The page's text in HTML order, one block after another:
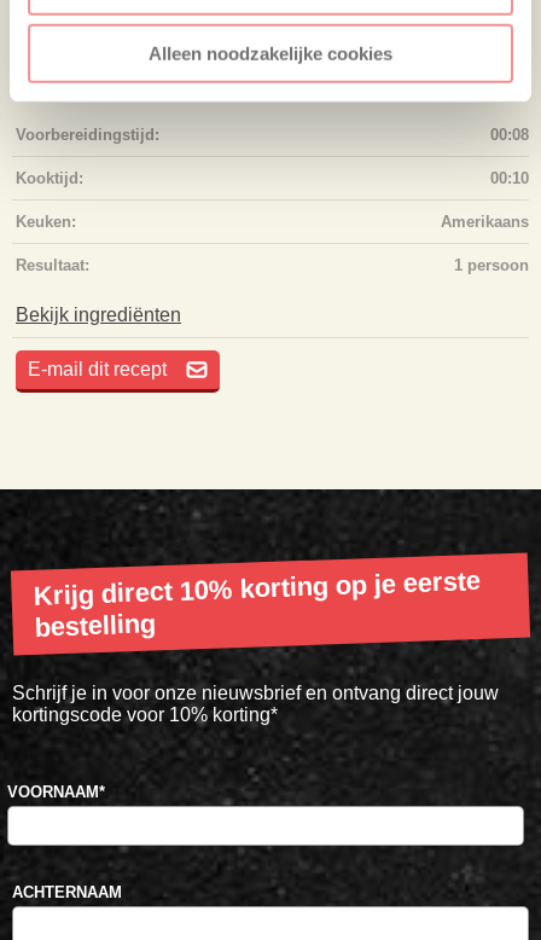
Alleen noodzakelijke cookies
Voorbereidingstijd: 00:08
Kooktijd: 00:10
Keuken: Amerikaans
Resultaat: 1 persoon
Bekijk ingrediënten
E-mail dit recept
Krijg direct 10% korting op je eerste
bestelling
Schrijf je in voor onze nieuwsbrief en ontvang direct jouw
kortingscode voor 10% korting*
VOORNAAM*
ACHTERNAAM